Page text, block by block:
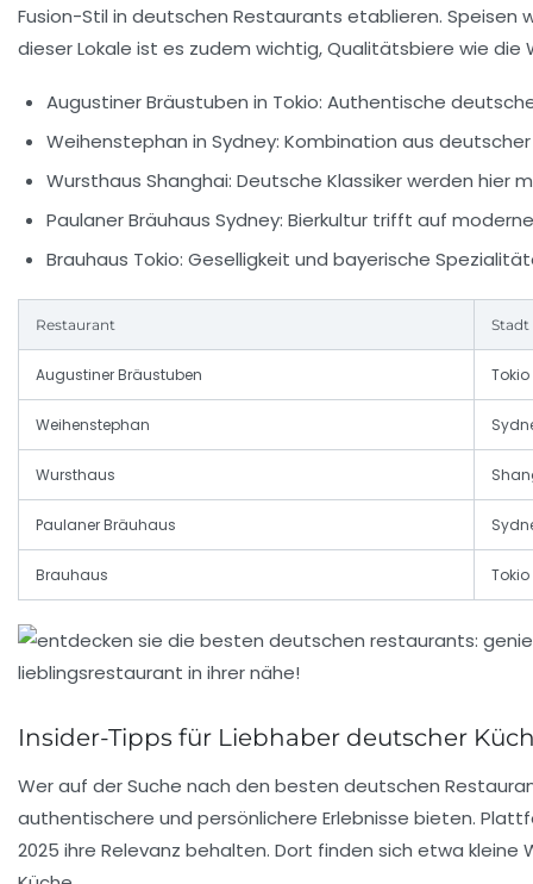
Fusion-Stil in deutschen Restaurants etablieren.
dieser Lokale ist es zudem wichtig, Qualitätsbiere wie
Augustiner Bräustuben in Tokio: Authentische
Weihenstephan in Sydney: Kombination aus
Wursthaus Shanghai: Deutsche Klassiker werden hier
Paulaner Bräuhaus Sydney: Bierkultur trifft auf
Brauhaus Tokio: Geselligkeit und bayerische
Restaurant Stadt
Augustiner Bräustuben Tokio
Weihenstephan
Wursthaus
Paulaner Bräuhaus
Brauhaus Tokio
Insider-Tipps für Liebhaber deutscher
Wer auf der Suche nach den besten deutschen
authentischere und persönlichere Erlebnisse bieten.
2025 ihre Relevanz behalten. Dort finden sich etwa